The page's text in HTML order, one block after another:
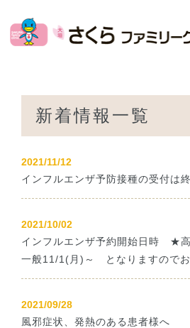
新着情報一覧
2021/11/12
インフルエンザ予防接種の受付は
2021/10/02
インフルエンザ予約開始日時 ★
一般11/1(月)～ となりますのでお
2021/09/28
風邪症状、発熱のある患者様へ